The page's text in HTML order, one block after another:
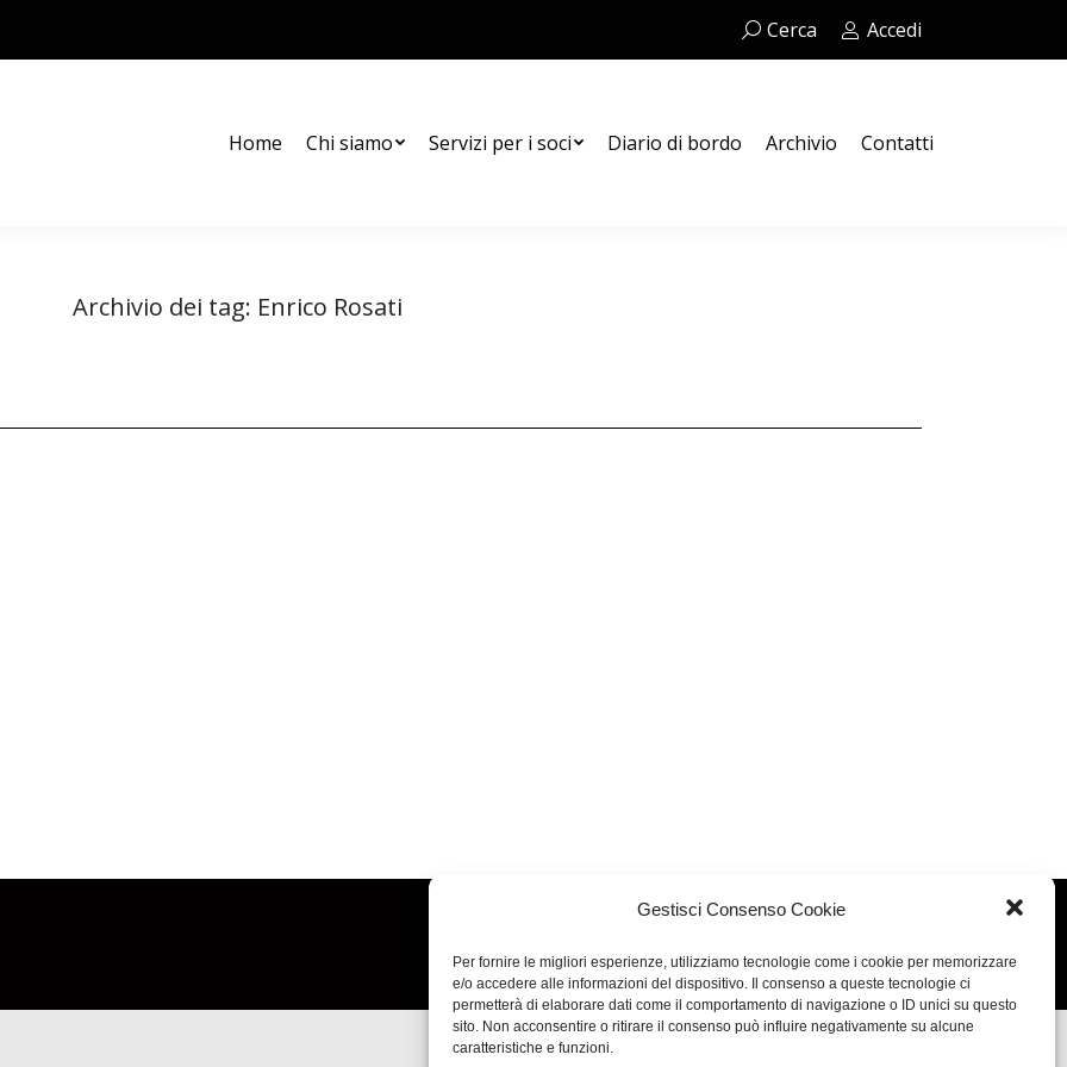
Gestisci Consenso Cookie
Per fornire le migliori esperienze, utilizziamo tecnologie come i cookie per memorizzare
e/o accedere alle informazioni del dispositivo. Il consenso a queste tecnologie ci
permetterà di elaborare dati come il comportamento di navigazione o ID unici su questo
sito. Non acconsentire o ritirare il consenso può influire negativamente su alcune
caratteristiche e funzioni.
Cerca:Cerca Accedi
Home Chi siamo Servizi per i soci Diario di bordo Archivio Contatti
Archivio dei tag: Enrico Rosati
Cookie & Privacy Policy